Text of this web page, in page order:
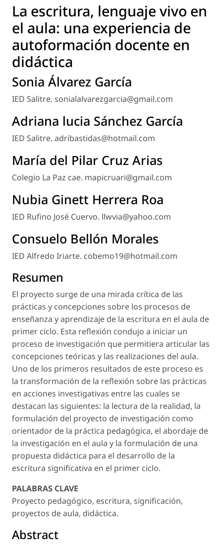
La escritura, lenguaje vivo en
el aula: una experiencia de
autoformación docente en
didáctica
Sonia Álvarez García
IED Salitre. sonialalvarezgarcia@gmail.com
Adriana lucia Sánchez García
IED Salitre. adribastidas@hotmail.com
María del Pilar Cruz Arias
Colegio La Paz cae. mapicruari@gmail.com
Nubia Ginett Herrera Roa
IED Rufino José Cuervo. llwvia@yahoo.com
Consuelo Bellón Morales
IED Alfredo Iriarte. cobemo19@hotmail.com
Resumen
El proyecto surge de una mirada crítica de las
prácticas y concepciones sobre los procesos de
enseñanza y aprendizaje de la escritura en el aula de
primer ciclo. Esta reflexión condujo a iniciar un
proceso de investigación que permitiera articular las
concepciones teóricas y las realizaciones del aula.
Uno de los primeros resultados de este proceso es
la transformación de la reflexión sobre las prácticas
en acciones investigativas entre las cuales se
destacan las siguientes: la lectura de la realidad, la
formulación del proyecto de investigación como
orientador de la práctica pedagógica, el abordaje de
la investigación en el aula y la formulación de una
propuesta didáctica para el desarrollo de la
escritura significativa en el primer ciclo.
PALABRAS CLAVE
Proyecto pedagógico, escritura, significación,
proyectos de aula, didáctica.
Abstract